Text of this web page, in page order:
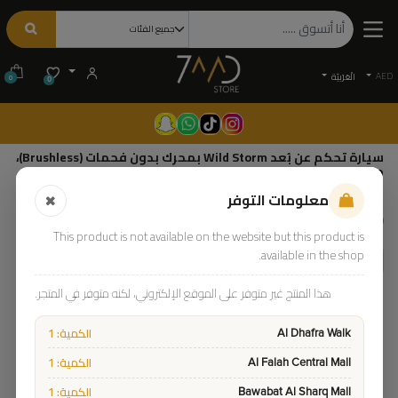
AED الْعَرَبيّة 0
0
سيارة تحكم عن بُعد Wild Storm بمحرك بدون فحمات (Brushless)،
مقياس 1/16، دفع رباعي 4WD، سرعة تصل إلى 50 كم/س، بطارية
من وايلد ستورم | HW8810 |
375.00
معلومات التوفر
This product is not available on the website but this product is
available in the shop.
هذا المنتج غير متوفر على الموقع الإلكتروني، لكنه متوفر في المتجر.
Al Dhafra Walk الكمية: 1
Al Falah Central Mall الكمية: 1
Bawabat Al Sharq Mall الكمية: 1